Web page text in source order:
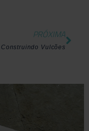
PRÓXIMA
Construindo Vulcões